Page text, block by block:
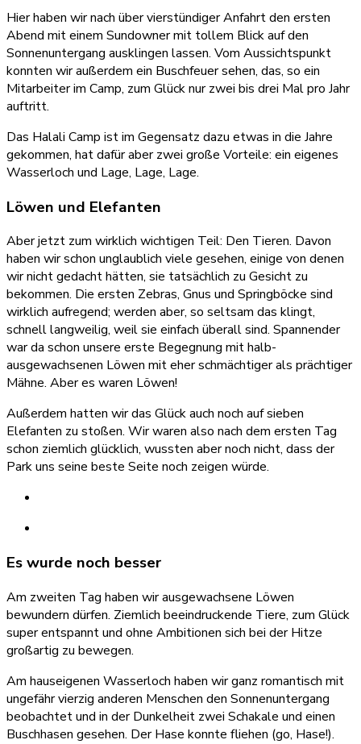
Hier haben wir nach über vierstündiger Anfahrt den ersten
Abend mit einem Sundowner mit tollem Blick auf den
Sonnenuntergang ausklingen lassen. Vom Aussichtspunkt
konnten wir außerdem ein Buschfeuer sehen, das, so ein
Mitarbeiter im Camp, zum Glück nur zwei bis drei Mal pro Jahr
auftritt.
Das Halali Camp ist im Gegensatz dazu etwas in die Jahre
gekommen, hat dafür aber zwei große Vorteile: ein eigenes
Wasserloch und Lage, Lage, Lage.
Löwen und Elefanten
Aber jetzt zum wirklich wichtigen Teil: Den Tieren. Davon
haben wir schon unglaublich viele gesehen, einige von denen
wir nicht gedacht hätten, sie tatsächlich zu Gesicht zu
bekommen. Die ersten Zebras, Gnus und Springböcke sind
wirklich aufregend; werden aber, so seltsam das klingt,
schnell langweilig, weil sie einfach überall sind. Spannender
war da schon unsere erste Begegnung mit halb-
ausgewachsenen Löwen mit eher schmächtiger als prächtiger
Mähne. Aber es waren Löwen!
Außerdem hatten wir das Glück auch noch auf sieben
Elefanten zu stoßen. Wir waren also nach dem ersten Tag
schon ziemlich glücklich, wussten aber noch nicht, dass der
Park uns seine beste Seite noch zeigen würde.
Es wurde noch besser
Am zweiten Tag haben wir ausgewachsene Löwen
bewundern dürfen. Ziemlich beeindruckende Tiere, zum Glück
super entspannt und ohne Ambitionen sich bei der Hitze
großartig zu bewegen.
Am hauseigenen Wasserloch haben wir ganz romantisch mit
ungefähr vierzig anderen Menschen den Sonnenuntergang
beobachtet und in der Dunkelheit zwei Schakale und einen
Buschhasen gesehen. Der Hase konnte fliehen (go, Hase!).